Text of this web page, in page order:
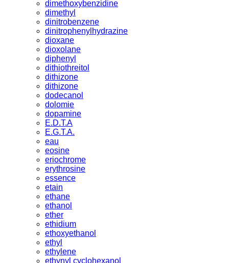
dimethoxybenzidine
dimethyl
dinitrobenzene
dinitrophenylhydrazine
dioxane
dioxolane
diphenyl
dithiothreitol
dithizone
dithizone
dodecanol
dolomie
dopamine
E.D.T.A
E.G.T.A.
eau
eosine
eriochrome
erythrosine
essence
etain
ethane
ethanol
ether
ethidium
ethoxyethanol
ethyl
ethylene
ethynyl cyclohexanol